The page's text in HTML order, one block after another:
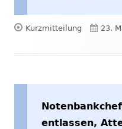
Format
Kurzmitteilung 23.
entlassen,